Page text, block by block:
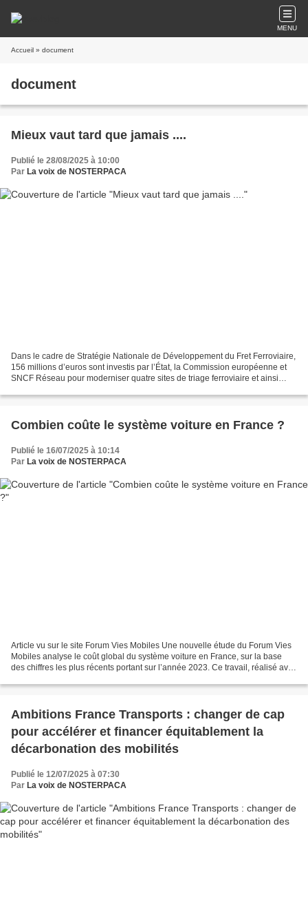
MENU
Accueil » document
document
Mieux vaut tard que jamais ....
Publié le 28/08/2025 à 10:00
Par La voix de NOSTERPACA
Dans le cadre de Stratégie Nationale de Développement du Fret Ferroviaire,
156 millions d’euros sont investis par l’État, la Commission européenne et
SNCF Réseau pour moderniser quatre sites de triage ferroviaire et ainsi
Combien coûte le système voiture en France ?
Publié le 16/07/2025 à 10:14
Par La voix de NOSTERPACA
Article vu sur le site Forum Vies Mobiles Une nouvelle étude du Forum Vies
Mobiles analyse le coût global du système voiture en France, sur la base
des chiffres les plus récents portant sur l’année 2023. Ce travail, réalisé avec
Ambitions France Transports : changer de cap
pour accélérer et financer équitablement la
décarbonation des mobilités
Publié le 12/07/2025 à 07:30
Par La voix de NOSTERPACA